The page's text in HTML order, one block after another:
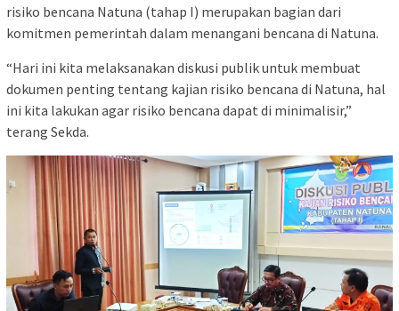
risiko bencana Natuna (tahap I) merupakan bagian dari
komitmen pemerintah dalam menangani bencana di Natuna.
“Hari ini kita melaksanakan diskusi publik untuk membuat
dokumen penting tentang kajian risiko bencana di Natuna, hal
ini kita lakukan agar risiko bencana dapat di minimalisir,”
terang Sekda.